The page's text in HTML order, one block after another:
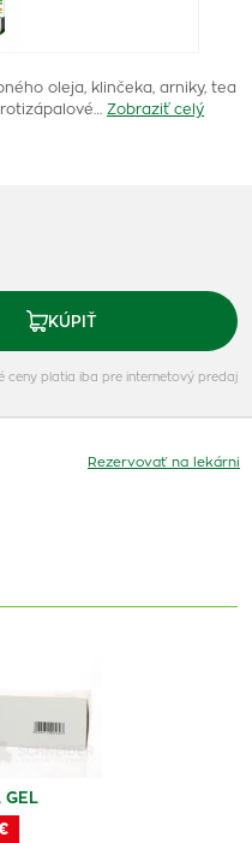
oleja, klinčeka, arniky, tea
Zobraziť celý
KÚPIŤ
ceny platia iba pre internetový predaj
Rezervovať na lekárni
GEL